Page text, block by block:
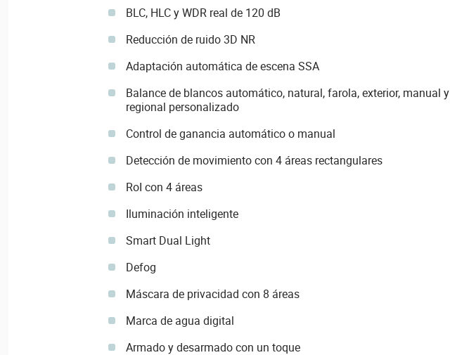
BLC, HLC y WDR real de 120 dB
Reducción de ruido 3D NR
Adaptación automática de escena SSA
Balance de blancos automático, natural, farola, exterior, manual y
regional personalizado
Control de ganancia automático o manual
Detección de movimiento con 4 áreas rectangulares
RoI con 4 áreas
Iluminación inteligente
Smart Dual Light
Defog
Máscara de privacidad con 8 áreas
Marca de agua digital
Armado y desarmado con un toque